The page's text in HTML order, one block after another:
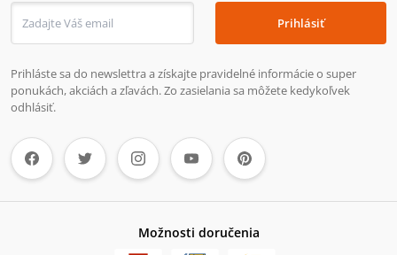
Prihlásiť
Prihláste sa do newslettra a získajte pravidelné informácie o super
ponukách, akciách a zľavách. Zo zasielania sa môžete kedykoľvek
odhlásiť.
Možnosti doručenia